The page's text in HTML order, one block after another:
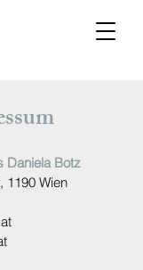
Daniela Botz
1190 Wien